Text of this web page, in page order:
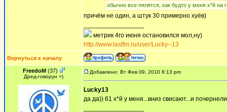
обычно все пялятся, как будто у меня х*й на
причём не один, а штук 30 примерно хуёв)
метрик 4го июня остановился мол,ну)
http://www.lastfm.ru/user/Lucky--13
Вернуться к началу
FreedoM(37)
Дред-говорун =)
Добавлено: Вт Фев 09, 2010 8:13 pm
Lucky13
да да)) 61 х*й у меня...вниз свисают...и